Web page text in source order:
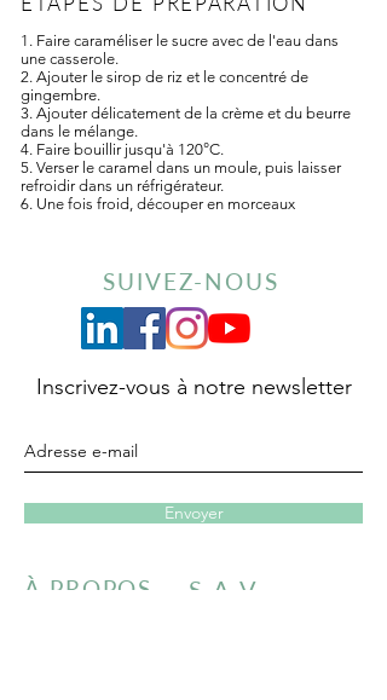
1. Faire caraméliser le sucre avec de l'eau dans
une casserole.
2. Ajouter le sirop de riz et le concentré de
gingembre.
3. Ajouter délicatement de la crème et du beurre
dans le mélange.
4. Faire bouillir jusqu'à 120°C.
5. Verser le caramel dans un moule, puis laisser
refroidir dans un réfrigérateur.
6. Une fois froid, découper en morceaux
SUIVEZ-NOUS
Inscrivez-vous à notre newsletter
Envoyer
À PROPOS S.A.V